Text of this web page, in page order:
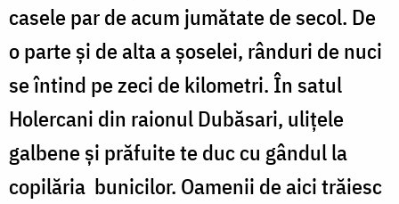
casele par de acum jumătate de secol. De
o parte și de alta a șoselei, rânduri de nuci
se întind pe zeci de kilometri. În satul
Holercani din raionul Dubăsari, ulițele
galbene și prăfuite te duc cu gândul la
copilăria bunicilor. Oamenii de aici trăiesc